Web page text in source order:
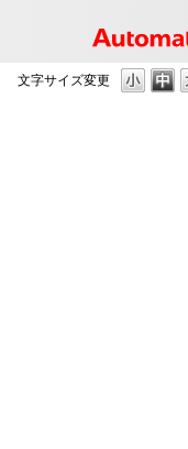
文字サイズ変更